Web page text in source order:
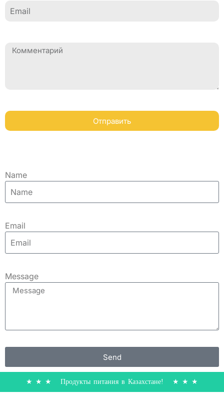
Отправить
Name
Email
Message
Send
★ ★ ★ Продукты питания в Казахстане! ★ ★ ★